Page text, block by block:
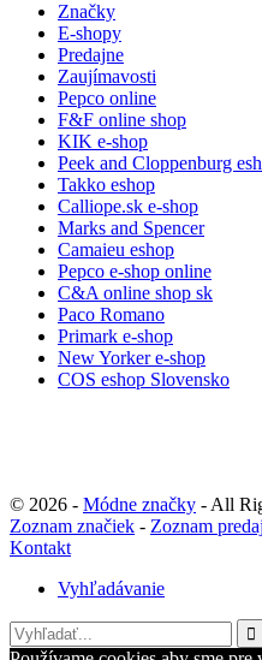
Značky
E-shopy
Predajne
Zaujímavosti
Pepco online
F&F online shop
KIK e-shop
Peek and Cloppenburg
Takko eshop
Calliope.sk e-shop
Marks and Spencer
Camaieu eshop
Pepco e-shop online
C&A online shop sk
Paco Romano
Primark e-shop
New Yorker e-shop
COS eshop Slovensko
© 2026 - Módne značky - All
Zoznam značiek - Zoznam
Kontakt
Vyhľadávanie